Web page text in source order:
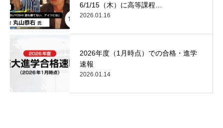
6/1/15（木）に高等課程…
2026.01.16
2026年度（1月時点）での合格・進学
速報
2026.01.14